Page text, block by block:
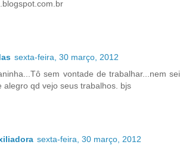
sexta-feira, 30 março, 2012
sem vontade de trabalhar...nem sei
alegro qd vejo seus trabalhos. bjs
sexta-feira, 30 março, 2012